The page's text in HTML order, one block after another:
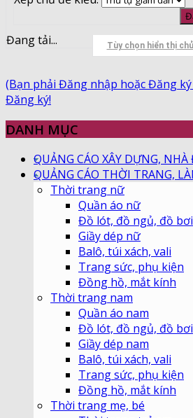
Tùy chọn hiển thị
Đang tải...
(Bạn phải Đăng nhập hoặc Đăng
Đăng ký!
DANH MỤC
QUẢNG CÁO XÂY DỰNG,
QUẢNG CÁO THỜI TRANG,
Thời trang nữ
Quần áo nữ
Đồ lót, đồ ngủ, đồ bơi
Giầy dép nữ
Balô, túi xách, vali
Trang sức, phụ kiện
Đồng hồ, mắt kính
Thời trang nam
Quần áo nam
Đồ lót, đồ ngủ, đồ bơi
Giầy dép nam
Balô, túi xách, vali
Trang sức, phụ kiện
Đồng hồ, mắt kính
Thời trang mẹ, bé